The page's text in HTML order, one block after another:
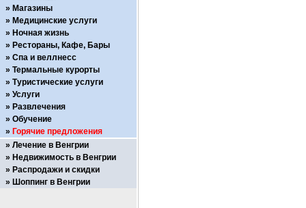
Магазины
Медицинские услуги
Ночная жизнь
Рестораны, Кафе, Бары
Спа и веллнесс
Термальные курорты
Туристические услуги
Услуги
Развлечения
Обучение
Горячие предложения
Лечение в Венгрии
Недвижимость в Венгрии
Распродажи и скидки
Шоппинг в Венгрии